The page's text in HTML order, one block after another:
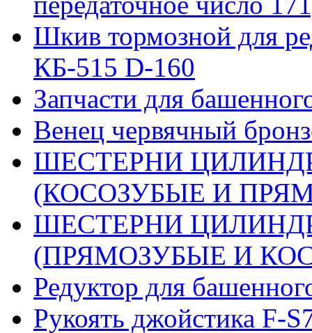
Шкив тормозной для
КБ-515 D-160
Запчасти для
Венец червячный
ШЕСТЕРНИ
(КОСОЗУБЫЕ И
ШЕСТЕРНИ
(ПРЯМОЗУБЫЕ И
Редуктор для
Рукоять джойстика F-